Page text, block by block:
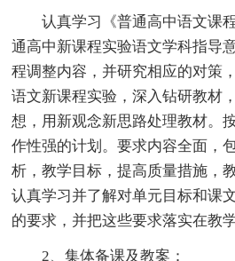
认真学习《普通高中语文课
通高中新课程实验语文学科指导
程调整内容，并研究相应的对策
语文新课程实验，深入钻研教材
想，用新观念新思路处理教材。
作性强的计划。要求内容全面，
析，教学目标，提高质量措施，
认真学习并了解对单元目标和课
的要求，并把这些要求落实在教学
2、集体备课及教案：